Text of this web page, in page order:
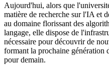
Aujourd'hui, alors que
matière de recherche sur l'IA et
au domaine florissant des
langage, elle dispose de
nécessaire pour découvrir de
formant la prochaine génération
pour demain.